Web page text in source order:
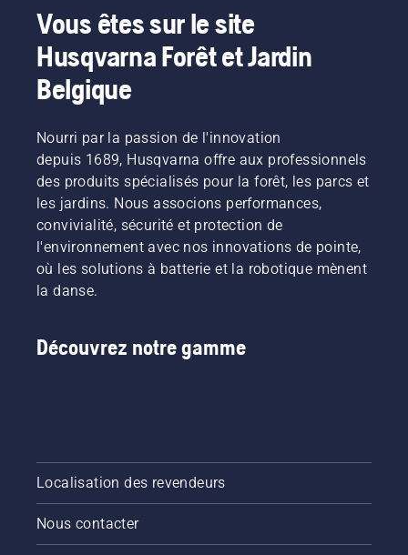
Vous êtes sur le site
Husqvarna Forêt et Jardin
Belgique
Nourri par la passion de l'innovation
depuis 1689, Husqvarna offre aux professionnels
des produits spécialisés pour la forêt, les parcs et
les jardins. Nous associons performances,
convivialité, sécurité et protection de
l'environnement avec nos innovations de pointe,
où les solutions à batterie et la robotique mènent
la danse.
Découvrez notre gamme
Localisation des revendeurs
Nous contacter